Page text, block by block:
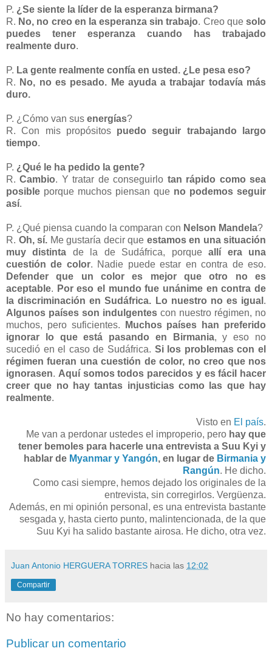
P. ¿Se siente la líder de la esperanza birmana?
R. No, no creo en la esperanza sin trabajo. Creo quesolo
puedes tener esperanza cuando has trabajado
realmente duro.
P. La gente realmente confía en usted. ¿Le pesa eso?
R. No, no es pesado. Me ayuda a trabajar todavía más
duro.
P. ¿Cómo van sus energías?
R. Con mis propósitos puedo seguir trabajando largo
tiempo.
P. ¿Qué le ha pedido la gente?
R.Cambio. Y tratar de conseguirlo tan rápido como sea
posible porque muchos piensan que no podemos seguir
así.
P. ¿Qué piensa cuando la comparan con Nelson Mandela?
R. Oh, sí. Me gustaría decir que estamos en una situación
muy distinta de la de Sudáfrica, porqueallí era una
cuestión de color. Nadie puede estar en contra de eso.
Defender que un color es mejor que otro no es
aceptable. Por eso el mundo fue unánime en contra de
la discriminación en Sudáfrica. Lo nuestro no es igual .
Algunos países son indulgentes con nuestro régimen, no
muchos, pero suficientes.
Muchos países han preferido
ignorar lo que está pasando en Birmania, y eso no
sucedió en el caso de Sudáfrica. Si los problemas con el
régimen fueran una cuestión de color, no creo que nos
ignorasen. Aquí somos todos parecidos y es fácil hacer
creer que no hay tantas injusticias como las que hay
realmente.
Visto en El país.
Me van a perdonar ustedes el improperio, pero hay que
tener bemoles para hacerle una entrevista a Suu Kyi y
hablar de Myanmar y Yangón, en lugar de Birmania y
Rangún. He dicho.
Como casi siempre, hemos dejado los originales de la
entrevista, sin corregirlos. Vergüenza.
Además, en mi opinión personal, es una entrevista bastante
sesgada y, hasta cierto punto, malintencionada, de la que
Suu Kyi ha salido bastante airosa. He dicho, otra vez.
Juan Antonio HERGUERA TORRES hacia las 12:02
Compartir
No hay comentarios:
Publicar un comentario